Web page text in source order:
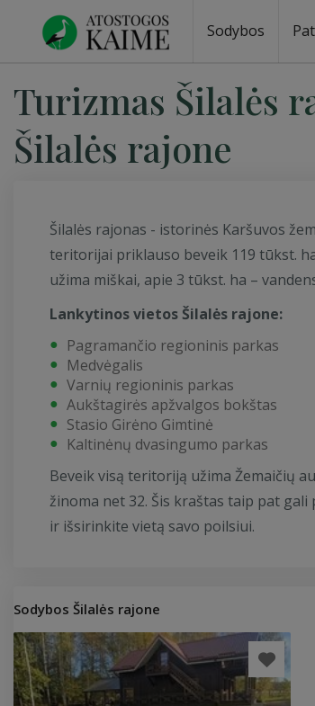
Sodybos
Turizmas Šilalės
Šilalės rajone
Šilalės rajonas - istorinės Karšuvos
teritorijai priklauso beveik 119 tūkst.
užima miškai, apie 3 tūkst. ha –
Lankytinos vietos Šilalės rajone:
Pagramančio regioninis parkas
Medvėgalis
Varnių regioninis parkas
Aukštagirės apžvalgos bokštas
Stasio Girėno Gimtinė
Kaltinėnų dvasingumo parkas
Beveik visą teritoriją užima Žemaičių
žinoma net 32. Šis kraštas taip pat
ir išsirinkite vietą savo poilsiui.
Sodybos Šilalės rajone